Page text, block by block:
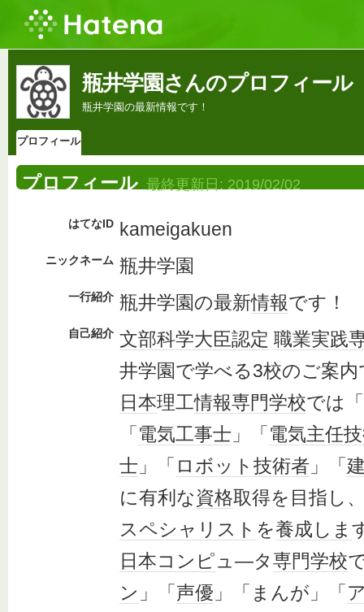
瓶井学園さんのプロフィール
瓶井学園の最新情報です！
プロフィール
プロフィール 最終更新日: 2019/02/02
はてなID kameigakuen
ニックネーム 瓶井学園
一行紹介 瓶井学園の最新情報です！
自己紹介 文部科学大臣認定 職業実践
井学園で学べる3校のご案内
日本理工情報専門学校では「
「 電気工事士 」「 電気主任
士 」「 ロボット 技術者 」「
に有利な資格取得を目指し
スペシャリスト を養成 しま
日本コンピュ―タ専門学校
ン 」「 声優 」「まんが」「